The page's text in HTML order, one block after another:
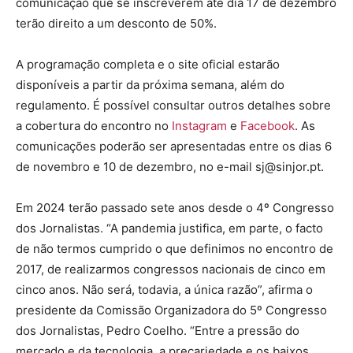
terão direito a um desconto de 50%.
A programação completa e o site oficial estarão
disponíveis a partir da próxima semana, além do
regulamento. É possível consultar outros detalhes sobre
a cobertura do encontro no Instagram e Facebook. As
comunicações poderão ser apresentadas entre os dias 6
de novembro e 10 de dezembro, no e-mail sj@sinjor.pt.
Em 2024 terão passado sete anos desde o 4º Congresso
dos Jornalistas. “A pandemia justifica, em parte, o facto
de não termos cumprido o que definimos no encontro de
2017, de realizarmos congressos nacionais de cinco em
cinco anos. Não será, todavia, a única razão”, afirma o
presidente da Comissão Organizadora do 5º Congresso
dos Jornalistas, Pedro Coelho. “Entre a pressão do